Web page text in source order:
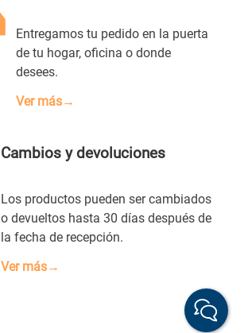
Entregamos tu pedido en la puerta
de tu hogar, oficina o donde
desees.
Ver más→
Cambios y devoluciones
Los productos pueden ser cambiados
o devueltos hasta 30 días después de
la fecha de recepción.
Ver más→